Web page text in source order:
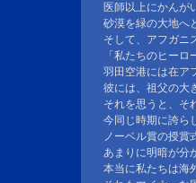
医師以上にかんが
砂漠を緑の大地へ
そして、アフガニ
「私たちのヒーロ
羽田空港には在ア
彼には、祖父の大
それを思うと、そ
今同じ時期に誇ら
ノーベル賞の授賞
あまりに明暗が分
本当に私たちは海